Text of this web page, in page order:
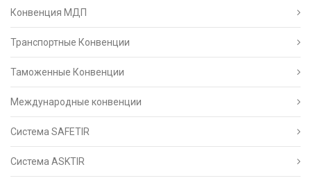
Конвенция МДП
Транспортные Конвенции
Таможенные Конвенции
Международные конвенции
Система SAFETIR
Система ASKTIR